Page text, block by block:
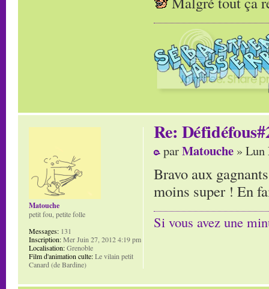
Re:
parMatouche » Lun
Bravo aux
moins super ! En
Si vous avez une
Matouche
petit fou, petite folle
Messages: 131
Inscription:Mer Juin 27, 2012 4:19 pm
Localisation:Grenoble
Film d'animation culte:Le vilain petit
Canard (de Bardine)